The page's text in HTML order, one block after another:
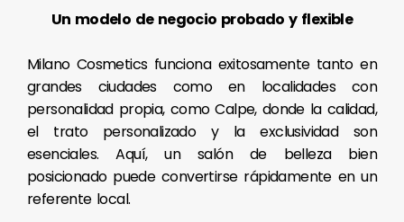
Un modelo de negocio probado y flexible
Milano Cosmetics funciona exitosamente tanto en
grandes ciudades como en localidades con
personalidad propia, como Calpe, donde la calidad,
el trato personalizado y la exclusividad son
esenciales. Aquí, un salón de belleza bien
posicionado puede convertirse rápidamente en un
referente local.